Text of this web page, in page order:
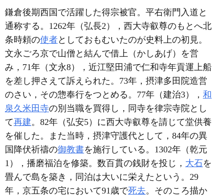
鎌倉後期西国で活躍した得宗被官。平右衛門入道と
通称する。1262年（弘長2），西大寺叡尊のもとへ北
条時頼の使者としておもむいたのが史料上の初見。
文永ごろ京で山僧と結んで借上（かしあげ）を営
み，71年（文永8），近江堅田浦で仁和寺年貢運上船
を差し押さえて訴えられた。73年，摂津多田院造営
のさい，その惣奉行をつとめる。77年（建治3）， 和
泉久米田寺の別当職を買得し，同寺を律宗寺院とし
て再建。82年（弘安5）に西大寺叡尊を請じて堂供養
を催した。また当時，摂津守護代として，84年の異
国降伏祈禱の御教書を施行している。1302年（乾元
1），播磨福泊を修築。数百貫の銭財を投じ， 大石を
畳んで島を築き，同泊は大いに栄えたという。29
年，京五条の宅において91歳で死去。そのころ描か